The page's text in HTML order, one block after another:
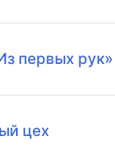
первых
цех